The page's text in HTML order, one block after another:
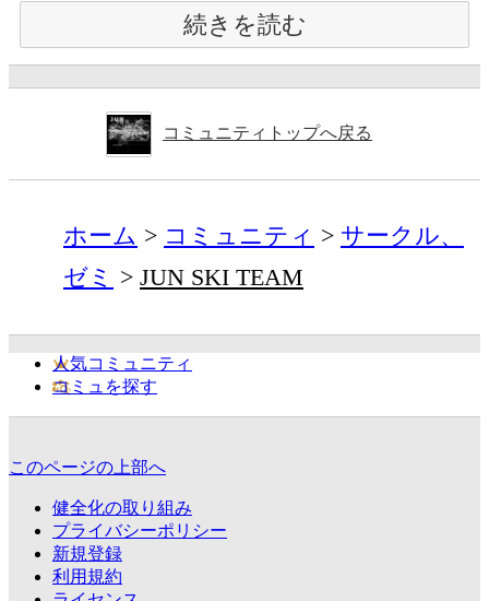
続きを読む
コミュニティトップへ戻る
ホーム コミュニティ
サークル、
ゼミ
JUN SKI TEAM
人気コミュニティ
コミュを探す
このページの上部へ
健全化の取り組み
プライバシーポリシー
新規登録
利用規約